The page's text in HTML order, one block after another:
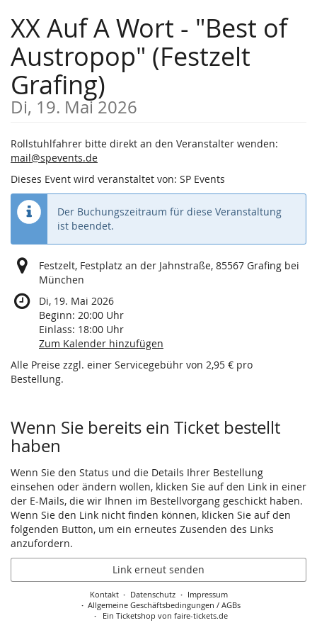
Haupt-
Inhalt
springen
XX Auf A Wort - "Best of
Austropop" (Festzelt
Grafing)
Di, 19. Mai 2026
Rollstuhlfahrer bitte direkt an den Veranstalter wenden:
mail@spevents.de
Dieses Event wird veranstaltet von: SP Events
Der Buchungszeitraum für diese Veranstaltung
ist beendet.
Festzelt, Festplatz an der Jahnstraße, 85567 Grafing bei
München
Di, 19. Mai 2026
Beginn: 20:00 Uhr
Einlass: 18:00 Uhr
Zum Kalender hinzufügen
Alle Preise zzgl. einer Servicegebühr von 2,95 € pro
Bestellung.
Wenn Sie bereits ein Ticket bestellt
haben
Wenn Sie den Status und die Details Ihrer Bestellung
einsehen oder ändern wollen, klicken Sie auf den Link in einer
der E-Mails, die wir Ihnen im Bestellvorgang geschickt haben.
Wenn Sie den Link nicht finden können, klicken Sie auf den
folgenden Button, um ein erneutes Zusenden des Links
anzufordern.
Link erneut senden
Kontakt Datenschutz
Impressum
Allgemeine Geschäftsbedingungen / AGBs
Ein Ticketshop von faire-tickets.de